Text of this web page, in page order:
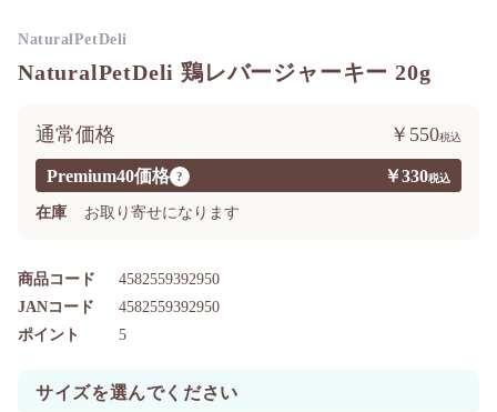
NaturalPetDeli 鶏レバージャーキー 20g
Premium40価格 ? ￥330
通常価格 ￥550
在庫 お取り寄せになります
商品コード 4582559392950
ポイント 5
JANコード 4582559392950
サイズを選んでください
NaturalPetDeli